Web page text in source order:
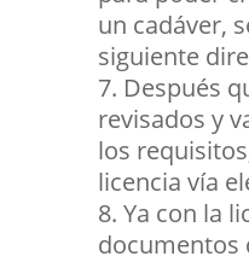
un cadáver,
siguiente
Después
revisados y
los
licencia vía
Ya con la
documentos